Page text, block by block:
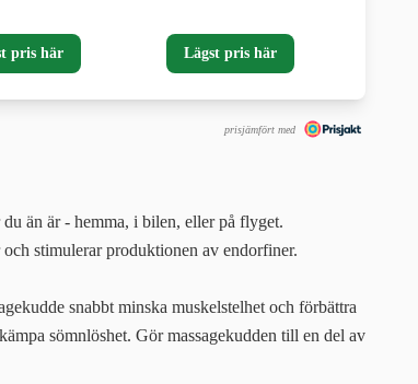
pris här Lägst pris här
prisjämfört med
än är - hemma, i bilen, eller på flyget.
stimulerar produktionen av endorfiner.
snabbt minska muskelstelhet och förbättra
sömnlöshet. Gör massagekudden till en del av